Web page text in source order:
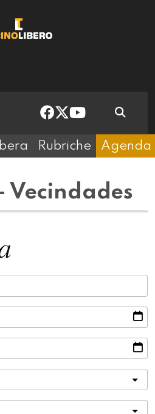
Rubriche Agenda
Vecindades